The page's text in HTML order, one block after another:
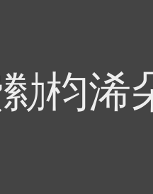
枃浠